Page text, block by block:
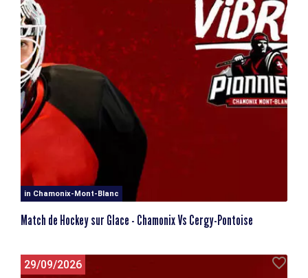
in Chamonix-Mont-Blanc
Match de Hockey sur Glace - Chamonix Vs Cergy-Pontoise
29/09/2026